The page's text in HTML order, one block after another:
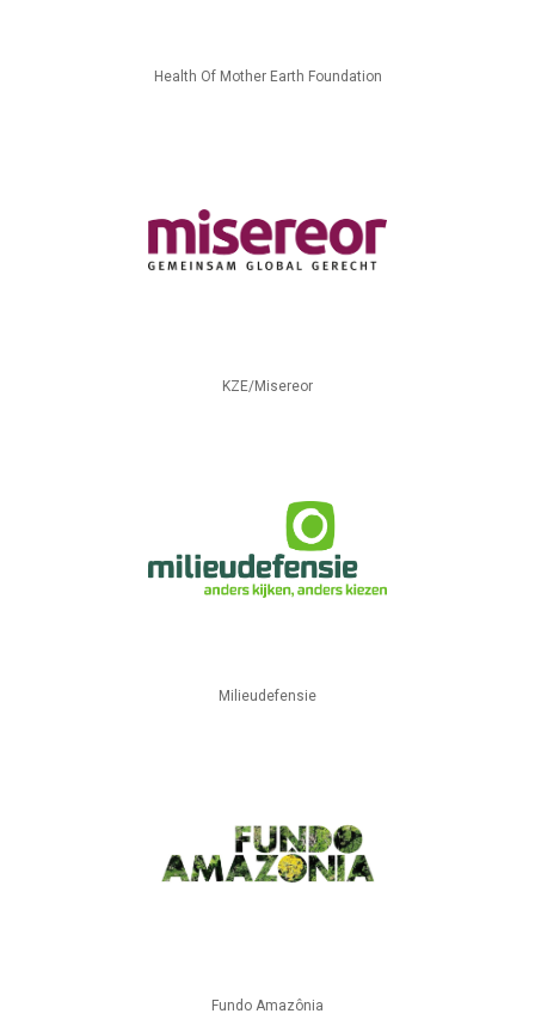
Health Of Mother Earth Foundation
KZE/Misereor
Milieudefensie
Fundo Amazônia